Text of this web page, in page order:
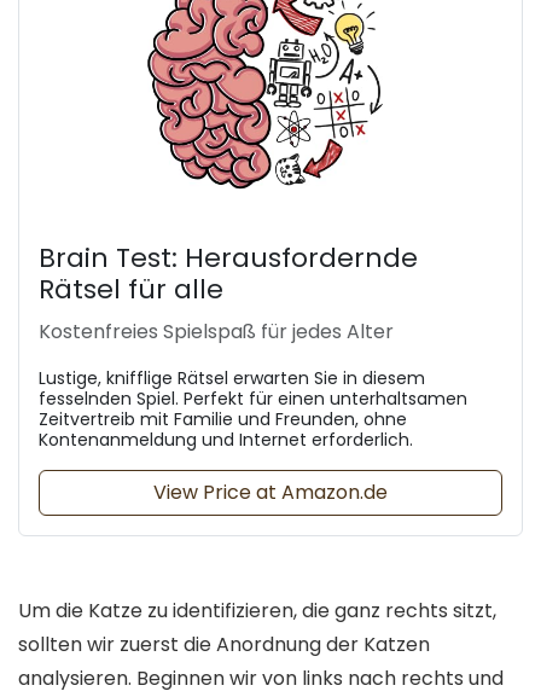
Brain Test: Herausfordernde
Rätsel für alle
Kostenfreies Spielspaß für jedes Alter
Lustige, knifflige Rätsel erwarten Sie in diesem
fesselnden Spiel. Perfekt für einen unterhaltsamen
Zeitvertreib mit Familie und Freunden, ohne
Kontenanmeldung und Internet erforderlich.
View Price at Amazon.de
Um die Katze zu identifizieren, die ganz rechts sitzt,
sollten wir zuerst die Anordnung der Katzen
analysieren. Beginnen wir von links nach rechts und